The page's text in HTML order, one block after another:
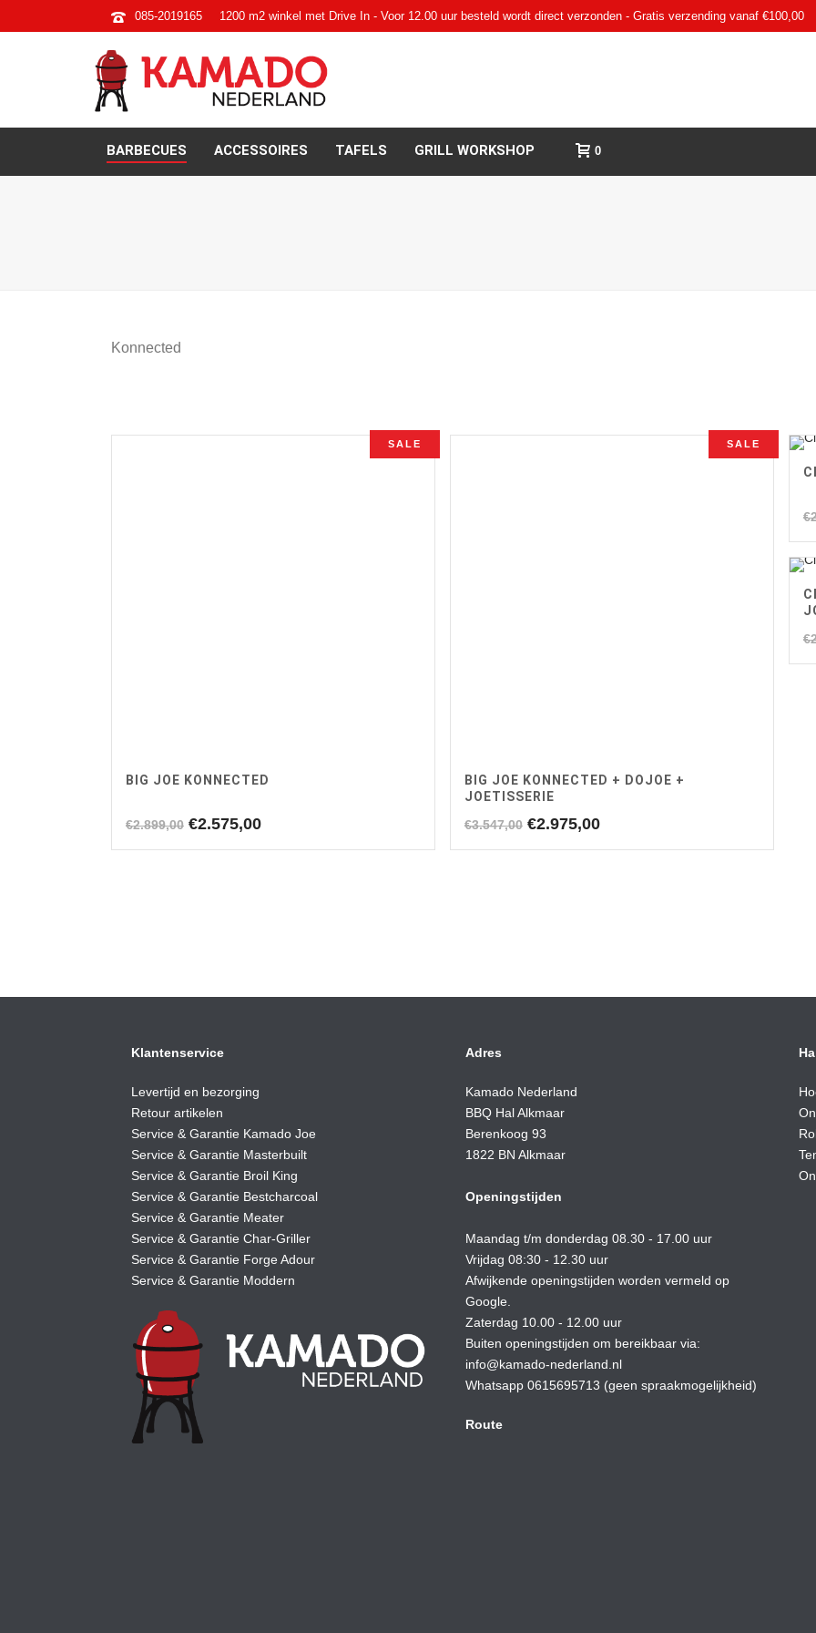
085-2019165 1200 m2 winkel met Drive In - Voor 12.00 uur besteld wordt direct verzonden - Gratis verzending vanaf €100,00
BARBECUES ACCESSOIRES TAFELS GRILL WORKSHOP 0
Konnected
SALE
BIG JOE KONNECTED
€2.899,00 Oorspronkelijke
€2.575,00Huidige
SALE
BIG JOE KONNECTED + DOJOE +
JOETISSERIE
€3.547,00 Oorspronkelijke
€2.975,00Huidige
€
€
Klantenservice
Levertijd en bezorging
Retour artikelen
Service & Garantie Kamado Joe
Service & Garantie Masterbuilt
Service & Garantie Broil King
Service & Garantie Bestcharcoal
Service & Garantie Meater
Service & Garantie Char-Griller
Service & Garantie Forge Adour
Service & Garantie Moddern
Adres
Kamado Nederland
BBQ Hal Alkmaar
Berenkoog 93
1822 BN Alkmaar
Openingstijden
Maandag t/m donderdag 08.30 - 17.00 uur
Vrijdag 08:30 - 12.30 uur
Afwijkende openingstijden worden vermeld op
Google.
Zaterdag 10.00 - 12.00 uur
Buiten openingstijden om bereikbaar via:
info@kamado-nederland.nl
Whatsapp 0615695713 (geen spraakmogelijkheid)
Route